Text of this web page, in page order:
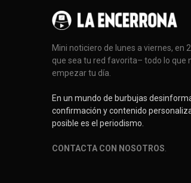
Mini noticiero de lunes a viernes, en
que sea tu red favorita– todo lo que
empezar tu día.
En un mundo de burbujas
confirmación y contenido
posible es el periodismo.
CONTACTA CON NOSOTROS